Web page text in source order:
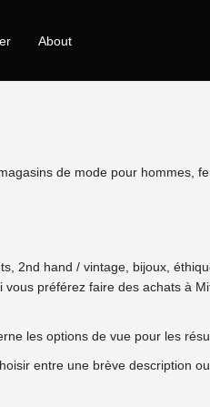
About
de mode pour hommes,
2nd hand / vintage, bijoux,
préférez faire des achats à
les options de vue pour les
entre une brève description